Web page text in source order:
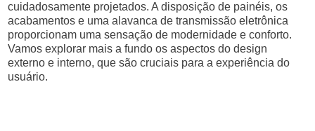
cuidadosamente projetados. A disposição de painéis, os
acabamentos e uma alavanca de transmissão eletrônica
proporcionam uma sensação de modernidade e conforto.
Vamos explorar mais a fundo os aspectos do design
externo e interno, que são cruciais para a experiência do
usuário.